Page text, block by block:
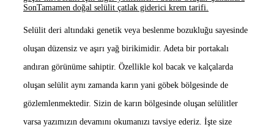
SonTamamen doğal selülit çatlak giderici krem tarifi.
Selülit deri altındaki genetik veya beslenme bozukluğu sayesinde
oluşan düzensiz ve aşırı yağ birikimidir. Adeta bir portakalı
andıran görünüme sahiptir. Özellikle kol bacak ve kalçalarda
oluşan selülit aynı zamanda karın yani göbek bölgesinde de
gözlemlenmektedir. Sizin de karın bölgesinde oluşan selülitler
varsa yazımızın devamını okumanızı tavsiye ederiz. İşte size